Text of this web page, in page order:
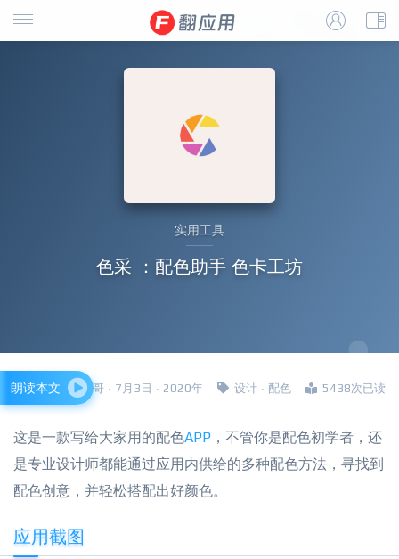
实用工具
色采 ：配色助手 色卡工坊
四哥 · 7月3日 · 2020年 设计 · 配色 5438次已读
朗读本文
这是一款写给大家用的配色APP ，不管你是配色初学者，还
是专业设计师都能通过应用内供给的多种配色方法，寻找到
配色创意，并轻松搭配出好颜色。
应用截图